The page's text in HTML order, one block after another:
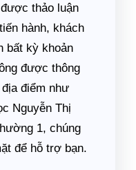
thảo luận
hành, khách
bất kỳ khoản
được thông
điểm như
Nguyễn Thị
1, chúng
để hỗ trợ bạn.